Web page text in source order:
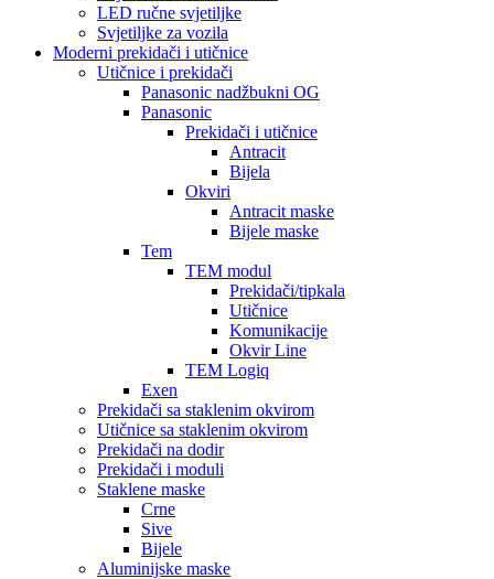
LED ručne svjetiljke
Svjetiljke za vozila
Moderni prekidači i utičnice
Utičnice i prekidači
Panasonic nadžbukni OG
Panasonic
Prekidači i utičnice
Antracit
Bijela
Okviri
Antracit maske
Bijele maske
Tem
TEM modul
Prekidači/tipkala
Utičnice
Komunikacije
Okvir Line
TEM Logiq
Exen
Prekidači sa staklenim okvirom
Utičnice sa staklenim okvirom
Prekidači na dodir
Prekidači i moduli
Staklene maske
Crne
Sive
Bijele
Aluminijske maske